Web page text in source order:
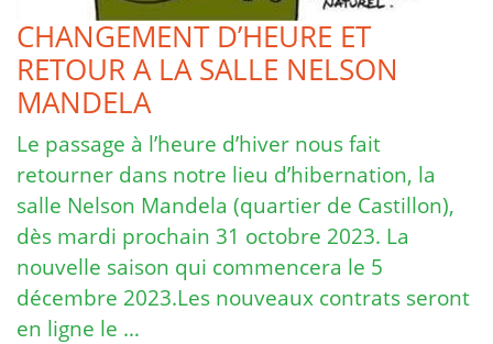
CHANGEMENT D’HEURE ET
RETOUR A LA SALLE NELSON
MANDELA
Le passage à l’heure d’hiver nous fait
retourner dans notre lieu d’hibernation, la
salle Nelson Mandela (quartier de Castillon),
dès mardi prochain 31 octobre 2023. La
nouvelle saison qui commencera le 5
décembre 2023.Les nouveaux contrats seront
en ligne le …